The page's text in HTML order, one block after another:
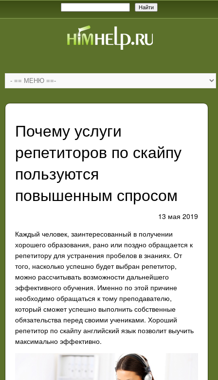
Почему услуги
репетиторов по скайпу
пользуются
повышенным спросом
13 мая 2019
Каждый человек, заинтересованный в получении
хорошего образования, рано или поздно обращается к
репетитору для устранения пробелов в знаниях. От
того, насколько успешно будет выбран репетитор,
можно рассчитывать возможности дальнейшего
эффективного обучения. Именно по этой причине
необходимо обращаться к тому преподавателю,
который сможет успешно выполнить собственные
обязательства перед своими учениками. Хороший
репетитор по скайпу английский язык позволит выучить
максимально эффективно.